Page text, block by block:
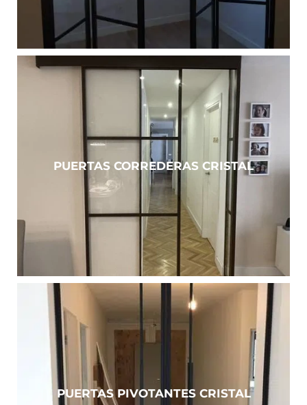
PUERTAS CORREDERAS CRISTAL
PUERTAS PIVOTANTES CRISTAL